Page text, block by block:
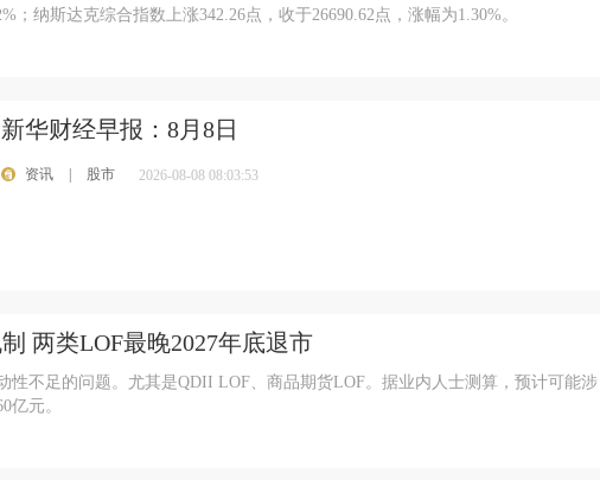
；纳斯达克综合指数上涨342.26点，收于26690.62点，涨幅为1.30%。
新华财经早报：8月8日
资讯 股市 2026-08-08 08:03:53
两类LOF最晚2027年底退市
性不足的问题。尤其是QDII LOF、商品期货LOF。据业内人士测算，预计可能涉
亿元。